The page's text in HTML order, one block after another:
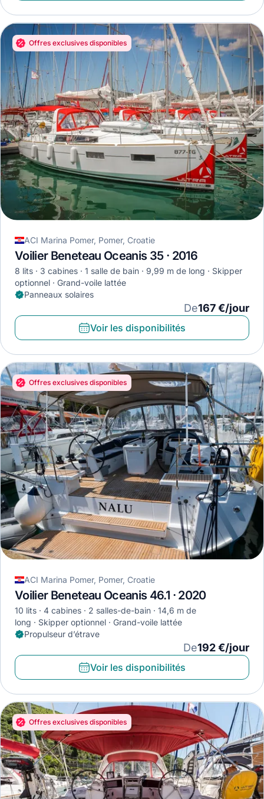
Offres exclusives disponibles
ACI Marina Pomer, Pomer, Croatie
Voilier Beneteau Oceanis 35 · 2016
8 lits 3 cabines 1 salle de bain 9,99 m de long
Skipper
optionnel
Grand-voile lattée
Panneaux solaires
De167 €/jour
Voir les disponibilités
Offres exclusives disponibles
ACI Marina Pomer, Pomer, Croatie
Voilier Beneteau Oceanis 46.1 · 2020
10 lits 4 cabines 2 salles-de-bain
14,6 m de
long
Skipper optionnel
Grand-voile lattée
Propulseur d’étrave
De192 €/jour
Voir les disponibilités
Offres exclusives disponibles